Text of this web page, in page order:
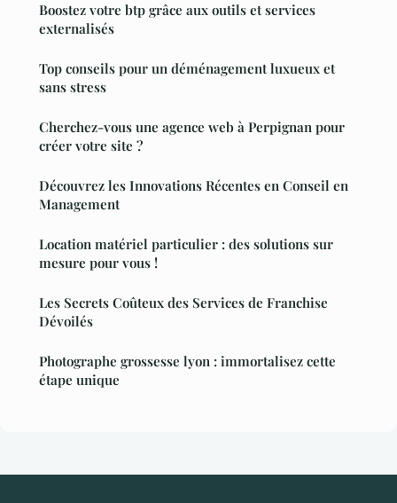
Boostez votre btp grâce aux outils et services
externalisés
Top conseils pour un déménagement luxueux et
sans stress
Cherchez-vous une agence web à Perpignan pour
créer votre site ?
Découvrez les Innovations Récentes en Conseil en
Management
Location matériel particulier : des solutions sur
mesure pour vous !
Les Secrets Coûteux des Services de Franchise
Dévoilés
Photographe grossesse lyon : immortalisez cette
étape unique